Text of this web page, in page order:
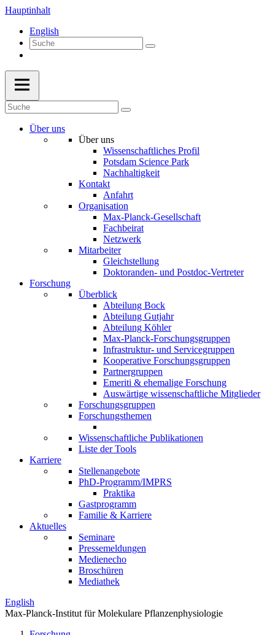
Hauptinhalt
English
Über uns
Über uns
Wissenschaftliches Profil
Potsdam Science Park
Nachhaltigkeit
Kontakt
Anfahrt
Organisation
Max-Planck-Gesellschaft
Fachbeirat
Netzwerk
Mitarbeiter
Gleichstellung
Doktoranden- und Postdoc-Vertreter
Forschung
Überblick
Abteilung Bock
Abteilung Gutjahr
Abteilung Köhler
Max-Planck-Forschungsgruppen
Infrastruktur- und Servicegruppen
Kooperative Forschungsgruppen
Partnergruppen
Emeriti & ehemalige Forschung
Auswärtige wissenschaftliche Mitglieder
Forschungsgruppen
Forschungsthemen
Wissenschaftliche Publikationen
Liste der Tools
Karriere
Stellenangebote
PhD-Programm/IMPRS
Praktika
Gastprogramm
Familie & Karriere
Aktuelles
Seminare
Pressemeldungen
Medienecho
Broschüren
Mediathek
English
Max-Planck-Institut für Molekulare Pflanzenphysiologie